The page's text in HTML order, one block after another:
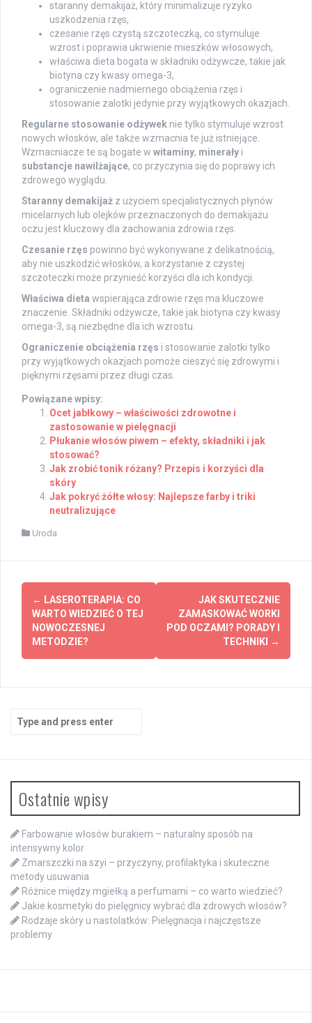
staranny demakijaż, który minimalizuje ryzyko
uszkodzenia rzęs,
czesanie rzęs czystą szczoteczką, co stymuluje
wzrost i poprawia ukrwienie mieszków włosowych,
właściwa dieta bogata w składniki odżywcze, takie jak
biotyna czy kwasy omega-3,
ograniczenie nadmiernego obciążenia rzęs i
stosowanie zalotki jedynie przy wyjątkowych okazjach.
Regularne stosowanie odżywek nie tylko stymuluje wzrost
nowych włosków, ale także wzmacnia te już istniejące.
Wzmacniacze te są bogate w witaminy, minerały i
substancje nawilżające, co przyczynia się do poprawy ich
zdrowego wyglądu.
Staranny demakijaż z użyciem specjalistycznych płynów
micelarnych lub olejków przeznaczonych do demakijażu
oczu jest kluczowy dla zachowania zdrowia rzęs.
Czesanie rzęs powinno być wykonywane z delikatnością,
aby nie uszkodzić włosków, a korzystanie z czystej
szczoteczki może przynieść korzyści dla ich kondycji.
Właściwa dieta wspierająca zdrowie rzęs ma kluczowe
znaczenie. Składniki odżywcze, takie jak biotyna czy kwasy
omega-3, są niezbędne dla ich wzrostu.
Ograniczenie obciążenia rzęs i stosowanie zalotki tylko
przy wyjątkowych okazjach pomoże cieszyć się zdrowymi i
pięknymi rzęsami przez długi czas.
Powiązane wpisy:
Ocet jabłkowy – właściwości zdrowotne i
zastosowanie w pielęgnacji
Płukanie włosów piwem – efekty, składniki i jak
stosować?
Jak zrobić tonik różany? Przepis i korzyści dla
skóry
Jak pokryć żółte włosy: Najlepsze farby i triki
neutralizujące
Uroda
Post
navigation
← LASEROTERAPIA: CO
WARTO WIEDZIEĆ O TEJ
NOWOCZESNEJ
METODZIE?
JAK SKUTECZNIE
ZAMASKOWAĆ WORKI
POD OCZAMI? PORADY I
TECHNIKI →
for:
Ostatnie wpisy
Farbowanie włosów burakiem – naturalny sposób na
intensywny kolor
Zmarszczki na szyi – przyczyny, profilaktyka i skuteczne
metody usuwania
Różnice między mgiełką a perfumami – co warto wiedzieć?
Jakie kosmetyki do pielęgnicy wybrać dla zdrowych włosów?
Rodzaje skóry u nastolatków: Pielęgnacja i najczęstsze
problemy